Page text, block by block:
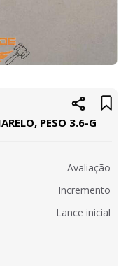
PESO 3.6-G
Avaliação
Incremento
Lance inicial